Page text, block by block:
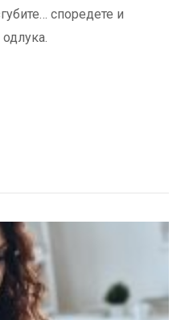
споредете и
одлука.